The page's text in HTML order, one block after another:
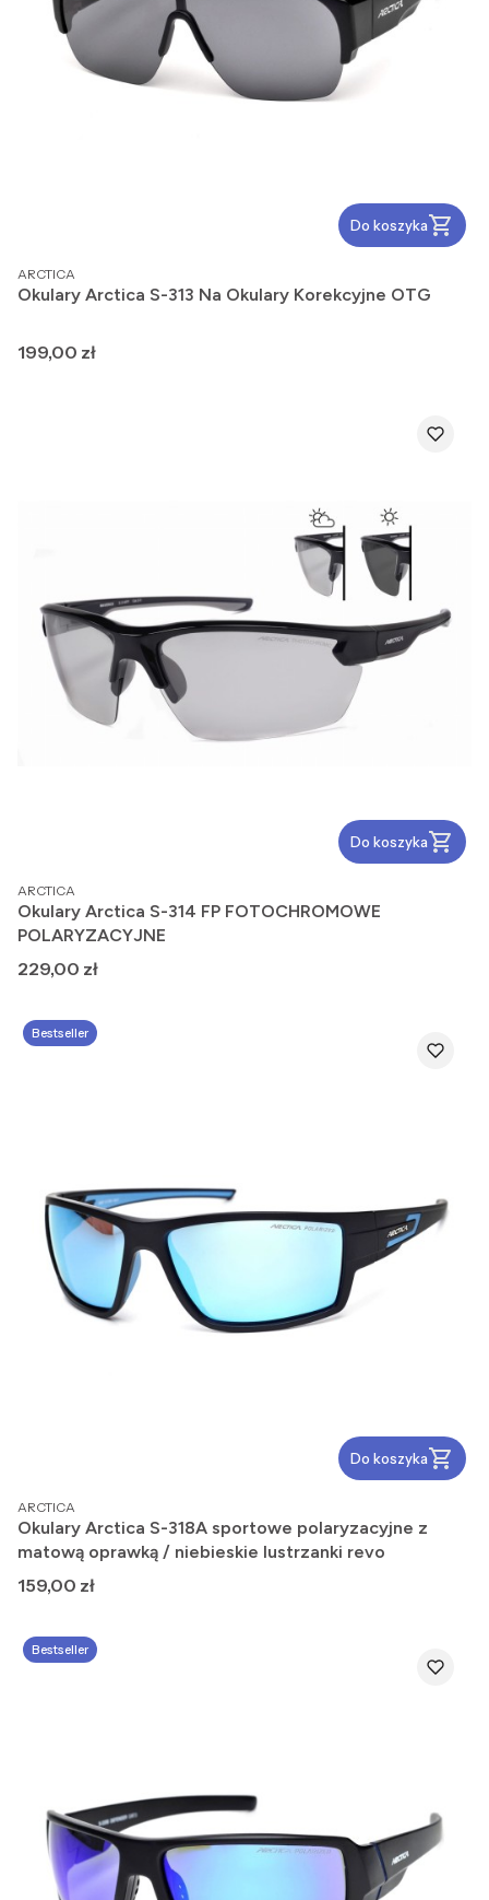
Do koszyka
PRODUCENT
ARCTICA
Okulary Arctica S-313 Na Okulary Korekcyjne OTG
Cena
199,00 zł
Do koszyka
PRODUCENT
ARCTICA
Okulary Arctica S-314 FP FOTOCHROMOWE
POLARYZACYJNE
Cena
229,00 zł
Bestseller
Do koszyka
PRODUCENT
ARCTICA
Okulary Arctica S-318A sportowe polaryzacyjne z
matową oprawką / niebieskie lustrzanki revo
Cena
159,00 zł
Bestseller